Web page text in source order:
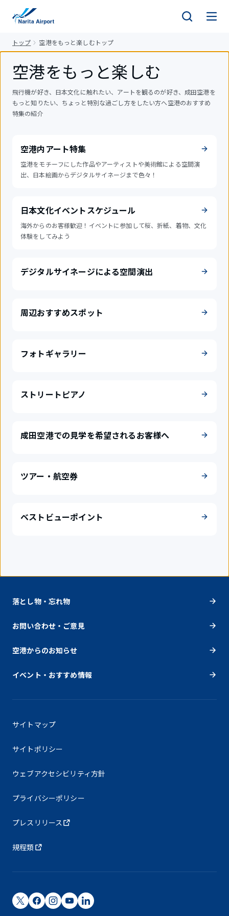
トップ 空港をもっと楽しむトップ
空港をもっと楽しむ
飛行機が好き、日本文化に触れたい、アートを観るのが好き、成田空港を
もっと知りたい、ちょっと特別な過ごし方をしたい方へ空港のおすすめ
特集の紹介
空港内アート特集
空港をモチーフにした作品やアーティストや美術館による空間演
出、日本絵画からデジタルサイネージまで色々！
日本文化イベントスケジュール
海外からのお客様歓迎！イベントに参加して桜、折紙、着物、文化
体験をしてみよう
デジタルサイネージによる空間演出
周辺おすすめスポット
フォトギャラリー
ストリートピアノ
成田空港での見学を希望されるお客様へ
ツアー・航空券
ベストビューポイント
落とし物・忘れ物
お問い合わせ・ご意見
空港からのお知らせ
イベント・おすすめ情報
サイトマップ
サイトポリシー
ウェブアクセシビリティ方針
プライバシーポリシー
プレスリリース
規程類